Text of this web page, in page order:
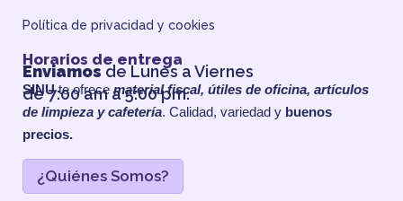
Política de privacidad y cookies
Horarios de entrega
Enviamos de Lunes a Viernes
de 7:00 am a 5:00 pm.
SINUte ofrecematerial fiscal, útiles de oficina, artículos
de limpieza y cafetería. Calidad, variedad y buenos
precios.
¿Quiénes Somos?